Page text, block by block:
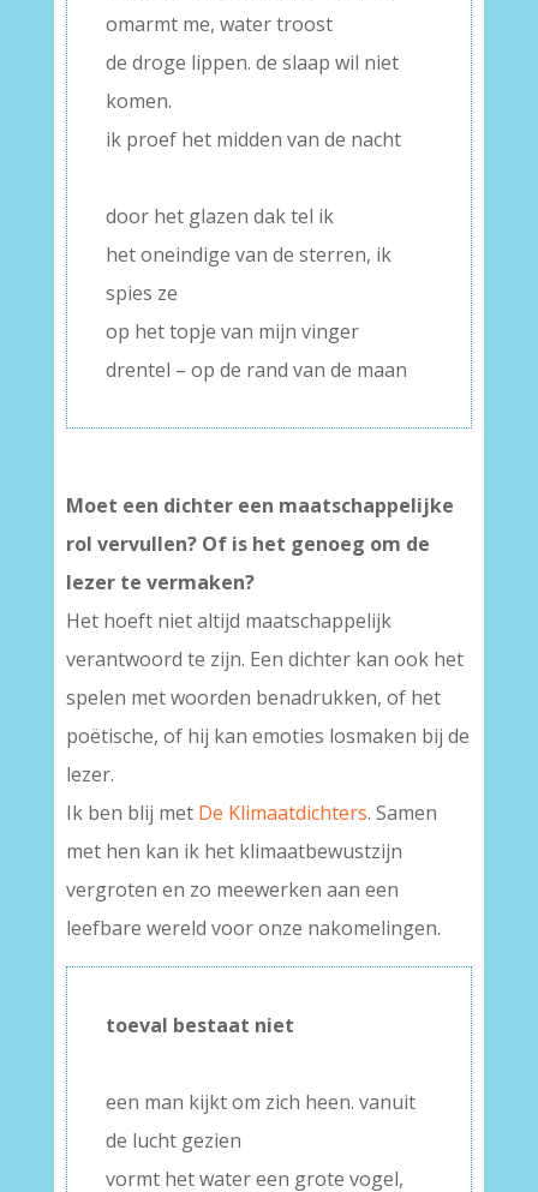
omarmt me, water troost
de droge lippen. de slaap wil niet
komen.
ik proef het midden van de nacht
door het glazen dak tel ik
het oneindige van de sterren, ik
spies ze
op het topje van mijn vinger
drentel – op de rand van de maan
Moet een dichter een maatschappelijke
rol vervullen? Of is het genoeg om de
lezer te vermaken?
Het hoeft niet altijd maatschappelijk
verantwoord te zijn. Een dichter kan ook het
spelen met woorden benadrukken, of het
poëtische, of hij kan emoties losmaken bij de
lezer.
Ik ben blij met De Klimaatdichters. Samen
met hen kan ik het klimaatbewustzijn
vergroten en zo meewerken aan een
leefbare wereld voor onze nakomelingen.
toeval bestaat niet
een man kijkt om zich heen. vanuit
de lucht gezien
vormt het water een grote vogel,